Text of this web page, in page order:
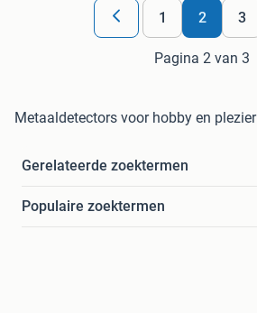
1 2 3
Pagina 2 van 3
Metaaldetectors voor hobby en plezier
Gerelateerde zoektermen
Populaire zoektermen